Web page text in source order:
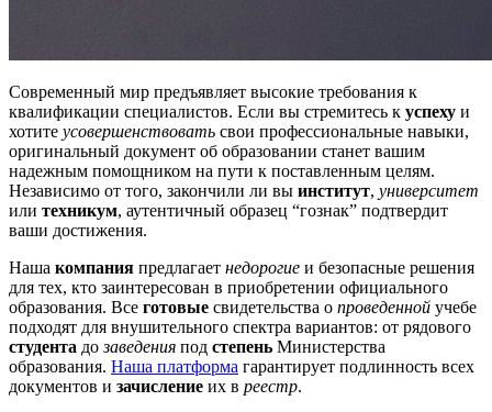
Современный мир предъявляет высокие требования к
квалификации специалистов. Если вы стремитесь к успеху и
хотите усовершенствовать свои профессиональные навыки,
оригинальный документ об образовании станет вашим
надежным помощником на пути к поставленным целям.
Независимо от того, закончили ли вы институт, университет
или техникум, аутентичный образец “гознак” подтвердит
ваши достижения.
Наша компания предлагает недорогие и безопасные решения
для тех, кто заинтересован в приобретении официального
образования. Все готовые свидетельства о проведенной учебе
подходят для внушительного спектра вариантов: от рядового
студента дозаведения под степень Министерства
образования. Наша платформа гарантирует подлинность всех
документов и зачисление их в реестр.